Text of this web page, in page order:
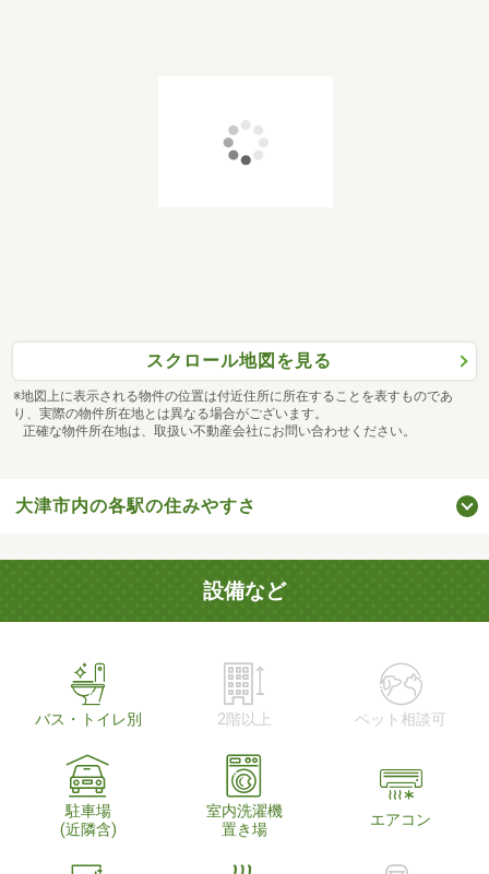
スクロール地図を見る
※地図上に表示される物件の位置は付近住所に所在することを表すものであ
り、実際の物件所在地とは異なる場合がございます。
正確な物件所在地は、取扱い不動産会社にお問い合わせください。
大津市内の各駅の住みやすさ
設備など
バス・トイレ別 2階以上 ペット相談可
駐車場
(近隣含)
室内洗濯機
置き場
エアコン